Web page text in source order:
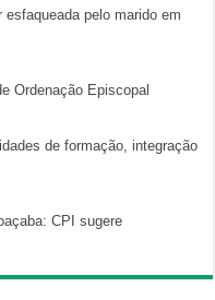
pelo marido em
Ordenação Episcopal
de formação, integração
CPI sugere